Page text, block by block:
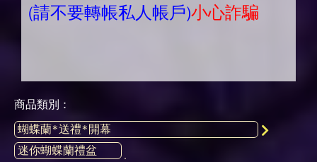
(請不要轉帳私人帳戶)小心詐騙
商品類別 :